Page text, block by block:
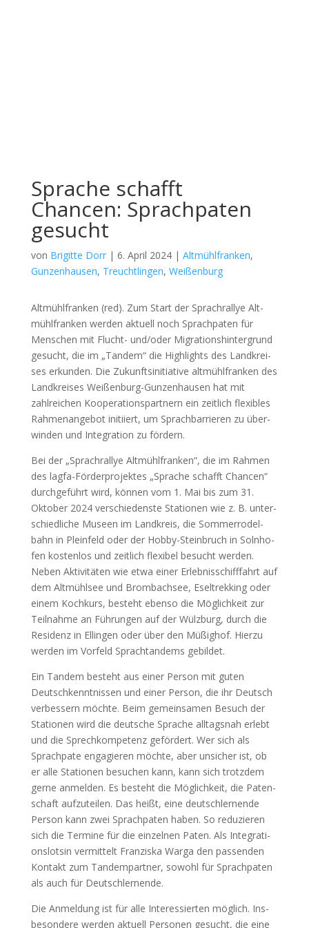
Sprache schafft
Chancen: Sprachpaten
gesucht
von Brigitte Dorr| 6. April 2024| Altmühlfranken,
Gunzenhausen, Treuchtlingen, Weißenburg
Alt­mühl­fran­ken (red). Zum Start der Sprach­r­al­lye Alt­
mühl­fran­ken wer­den aktu­ell noch Sprach­pa­ten für
Men­schen mit Flucht- und/oder Migra­ti­ons­hin­ter­grund
gesucht, die im „Tan­dem“ die High­lights des Land­krei­
ses erkun­den. Die Zukunfts­in­itia­ti­ve alt­mühl­fran­ken des
Land­krei­ses Wei­ßen­burg-Gun­zen­hau­sen hat mit
zahl­rei­chen Koope­ra­ti­ons­part­nern ein zeit­lich fle­xi­bles
Rah­men­an­ge­bot initi­iert, um Sprach­bar­rie­ren zu über­
win­den und Inte­gra­ti­on zu för­dern.
Bei der „Sprach­r­al­lye Alt­mühl­fran­ken“, die im Rah­men
des lag­fa-För­der­pro­jek­tes „Spra­che schafft Chan­cen“
durch­ge­führt wird, kön­nen vom 1. Mai bis zum 31.
Okto­ber 2024 ver­schie­dens­te Sta­tio­nen wie z. B. unter­
schied­li­che Muse­en im Land­kreis, die Som­mer­ro­del­
bahn in Plein­feld oder der Hob­by-Stein­bruch in Soln­ho­
fen kos­ten­los und zeit­lich fle­xi­bel besucht wer­den.
Neben Akti­vi­tä­ten wie etwa einer Erleb­nis­schiff­fahrt auf
dem Alt­mühl­see und Brom­b­ach­see, Eseltrek­king oder
einem Koch­kurs, besteht eben­so die Mög­lich­keit zur
Teil­nah­me an Füh­run­gen auf der Wülz­burg, durch die
Resi­denz in Ellin­gen oder über den Müßig­hof. Hier­zu
wer­den im Vor­feld Sprach­t­an­dems gebil­det.
Ein Tan­dem besteht aus einer Per­son mit guten
Deutsch­kennt­nis­sen und einer Per­son, die ihr Deutsch
ver­bes­sern möch­te. Beim gemein­sa­men Besuch der
Sta­tio­nen wird die deut­sche Spra­che all­tags­nah erlebt
und die Sprech­kom­pe­tenz geför­dert. Wer sich als
Sprach­pa­te enga­gie­ren möch­te, aber unsi­cher ist, ob
er alle Sta­tio­nen besu­chen kann, kann sich trotz­dem
ger­ne anmel­den. Es besteht die Mög­lich­keit, die Paten­
schaft auf­zu­tei­len. Das heißt, eine deutsch­ler­nen­de
Per­son kann zwei Sprach­pa­ten haben. So redu­zie­ren
sich die Ter­mi­ne für die ein­zel­nen Paten. Als Inte­gra­ti­
ons­lot­sin ver­mit­telt Fran­zis­ka War­ga den pas­sen­den
Kon­takt zum Tan­dem­part­ner, sowohl für Sprach­pa­ten
als auch für Deutsch­ler­nen­de.
Die Anmel­dung ist für alle Inter­es­sier­ten mög­lich. Ins­
be­son­de­re wer­den aktu­ell Per­so­nen gesucht, die eine